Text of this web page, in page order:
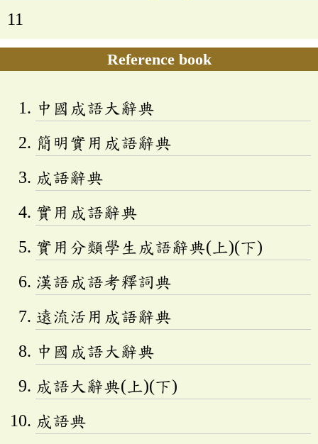
11
Reference book
中國成語大辭典
簡明實用成語辭典
成語辭典
實用成語辭典
實用分類學生成語辭典(上)(下)
漢語成語考釋詞典
遠流活用成語辭典
中國成語大辭典
成語大辭典(上)(下)
成語典